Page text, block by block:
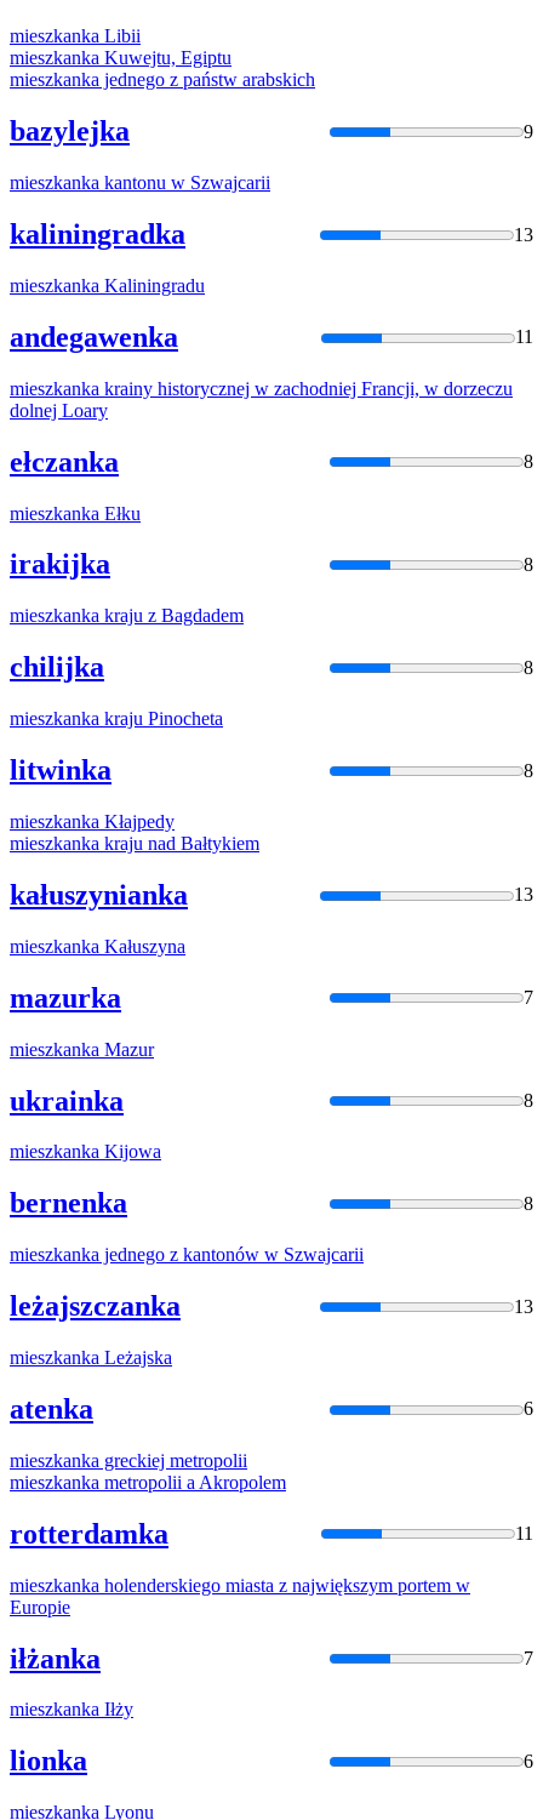
mieszkanka Libii
mieszkanka Kuwejtu, Egiptu
mieszkanka jednego z państw arabskich
bazylejka 9
mieszkanka kantonu w Szwajcarii
kaliningradka 13
mieszkanka Kaliningradu
andegawenka 11
mieszkanka krainy historycznej w zachodniej Francji, w dorzeczu
dolnej Loary
ełczanka 8
mieszkanka Ełku
irakijka 8
mieszkanka kraju z Bagdadem
chilijka 8
mieszkanka kraju Pinocheta
litwinka 8
mieszkanka Kłajpedy
mieszkanka kraju nad Bałtykiem
kałuszynianka 13
mieszkanka Kałuszyna
mazurka 7
mieszkanka Mazur
ukrainka 8
mieszkanka Kijowa
bernenka 8
mieszkanka jednego z kantonów w Szwajcarii
leżajszczanka 13
mieszkanka Leżajska
atenka 6
mieszkanka greckiej metropolii
mieszkanka metropolii a Akropolem
rotterdamka 11
mieszkanka holenderskiego miasta z największym portem w
Europie
iłżanka 7
mieszkanka Iłży
lionka 6
mieszkanka Lyonu